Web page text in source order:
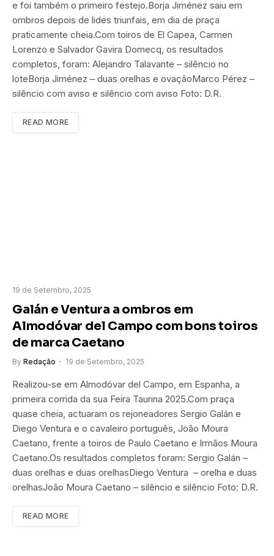
e foi também o primeiro festejo.Borja Jiménez saiu em
ombros depois de lides triunfais, em dia de praça
praticamente cheia.Com toiros de El Capea, Carmen
Lorenzo e Salvador Gavira Domecq, os resultados
completos, foram: Alejandro Talavante – silêncio no
loteBorja Jiménez – duas orelhas e ovaçãoMarco Pérez –
silêncio com aviso e silêncio com aviso Foto: D.R.
READ MORE
19 de Setembro, 2025
Galán e Ventura a ombros em
Almodóvar del Campo com bons toiros
de marca Caetano
By Redação 19 de Setembro, 2025
Realizou-se em Almodóvar del Campo, em Espanha, a
primeira corrida da sua Feira Taurina 2025.Com praça
quase cheia, actuaram os rejoneadores Sergio Galán e
Diego Ventura e o cavaleiro português, João Moura
Caetano, frente a toiros de Paulo Caetano e Irmãos Moura
Caetano.Os resultados completos foram: Sergio Galán –
duas orelhas e duas orelhasDiego Ventura – orelha e duas
orelhasJoão Moura Caetano – silêncio e silêncio Foto: D.R.
READ MORE